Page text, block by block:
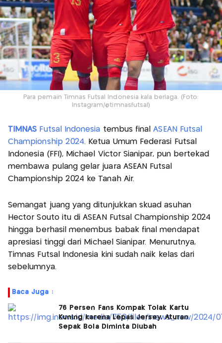
Para pemain Timnas Futsal Indonesia kala berlaga. (Foto:
Instagram/@timnasfutsal)
TIMNAS Futsal Indonesia tembus finalASEAN Futsal
Championship 2024. Ketua Umum Federasi Futsal
Indonesia (FFI), Michael Victor Sianipar, pun bertekad
membawa pulang gelar juara ASEAN Futsal
Championship 2024 ke Tanah Air.
Semangat juang yang ditunjukkan skuad asuhan
Hector Souto itu di ASEAN Futsal Championship 2024
hingga berhasil menembus babak final mendapat
apresiasi tinggi dari Michael Sianipar. Menurutnya,
Timnas Futsal Indonesia kini sudah naik kelas dari
sebelumnya.
Baca Juga :
76 Persen Fans Kompak Tolak Kartu
Kuning karena Lepas Jersey, Aturan
Sepak Bola Diminta Diubah